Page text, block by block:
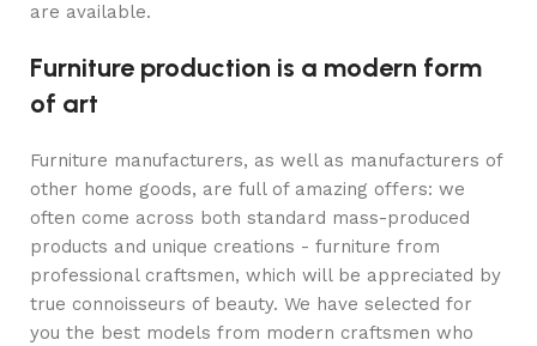
are available.
Furniture production is a modern form
of art
Furniture manufacturers, as well as manufacturers of
other home goods, are full of amazing offers: we
often come across both standard mass-produced
products and unique creations - furniture from
professional craftsmen, which will be appreciated by
true connoisseurs of beauty. We have selected for
you the best models from modern craftsmen who